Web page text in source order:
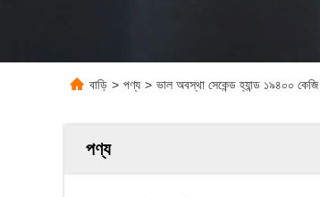
বাড়ি > পণ্য > ভাল অবস্থা সেকেন্ড হ্যান্ড ১৯৪০০
পণ্য